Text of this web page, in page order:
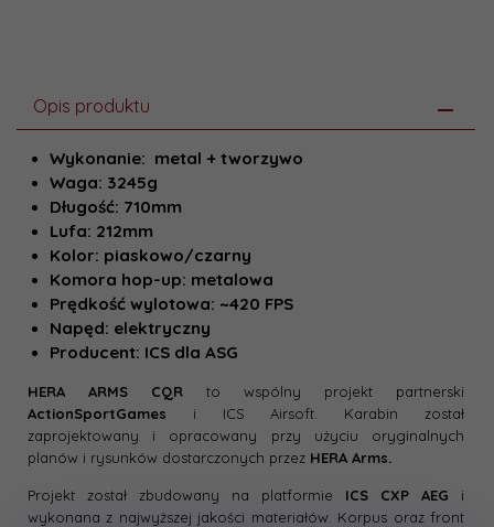
Opis produktu
Wykonanie: metal + tworzywo
Waga: 3245g
Długość: 710mm
Lufa: 212mm
Kolor: piaskowo/czarny
Komora hop-up: metalowa
Prędkość wylotowa: ~420 FPS
Napęd: elektryczny
Producent: ICS dla ASG
HERA ARMS CQR to wspólny projekt partnerski
ActionSportGames i ICS Airsoft. Karabin został
zaprojektowany i opracowany przy użyciu oryginalnych
planów i rysunków dostarczonych przez HERA Arms.
Projekt został zbudowany na platformie ICS CXP AEG i
wykonana z najwyższej jakości materiałów. Korpus oraz front